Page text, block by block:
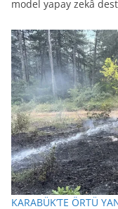
model yapay zekâ
KARABÜK’TE ÖRTÜ